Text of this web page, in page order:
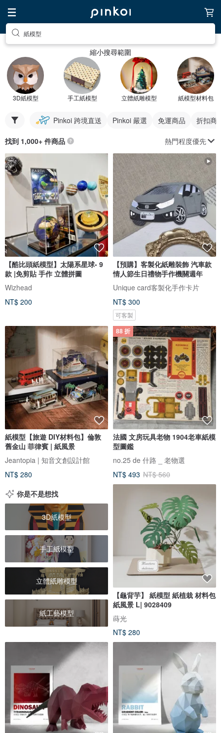
紙模型
縮小搜尋範圍
3D紙模型 手工紙模型 立體紙雕模型 紙模型材料包
Pinkoi 跨境直送 Pinkoi 嚴選 免運商品 折扣商
找到 1,000+ 件商品 熱門程度優先
【酷比頭紙模型】太陽系星球- 9
款 |免剪貼 手作 立體拼圖
Wizhead
NT$ 200
【預購】客製化紙雕裝飾 汽車款
情人節生日禮物手作機關週年
Unique card客製化手作卡片
NT$ 300
可客製
紙模型【旅遊 DIY材料包】倫敦
舊金山 菲律賓 | 紙風景
Jeantopia | 知音文創設計館
NT$ 280
88 折
法國 文房玩具老物 1904老車紙模
型圖鑑
no.25 de 什路 _ 老物選
NT$ 493 NT$ 560
你是不是想找
3D紙模型
手工紙模型
立體紙雕模型
紙工藝模型
【龜背芋】 紙模型 紙植栽 材料包
紙風景 L| 9028409
蒔光
NT$ 280